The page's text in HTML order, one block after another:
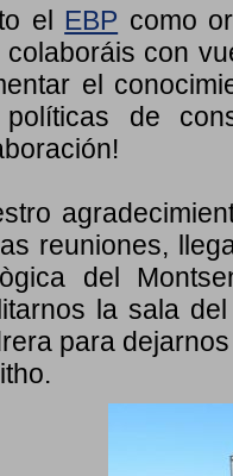
el EBP como
colaboráis con
el
de
reuniones,
del
la sala
para